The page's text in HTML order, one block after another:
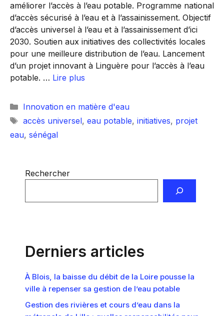
améliorer l’accès à l’eau potable. Programme national
d’accès sécurisé à l’eau et à l’assainissement. Objectif
d’accès universel à l’eau et à l’assainissement d’ici
2030. Soutien aux initiatives des collectivités locales
pour une meilleure distribution de l’eau. Lancement
d’un projet innovant à Linguère pour l’accès à l’eau
potable. … Lire plus
Catégories
Innovation en matière d'eau
Étiquettes
accès universel, eau potable, initiatives, projet
eau, sénégal
Rechercher
Derniers articles
À Blois, la baisse du débit de la Loire pousse la
ville à repenser sa gestion de l’eau potable
Gestion des rivières et cours d’eau dans la